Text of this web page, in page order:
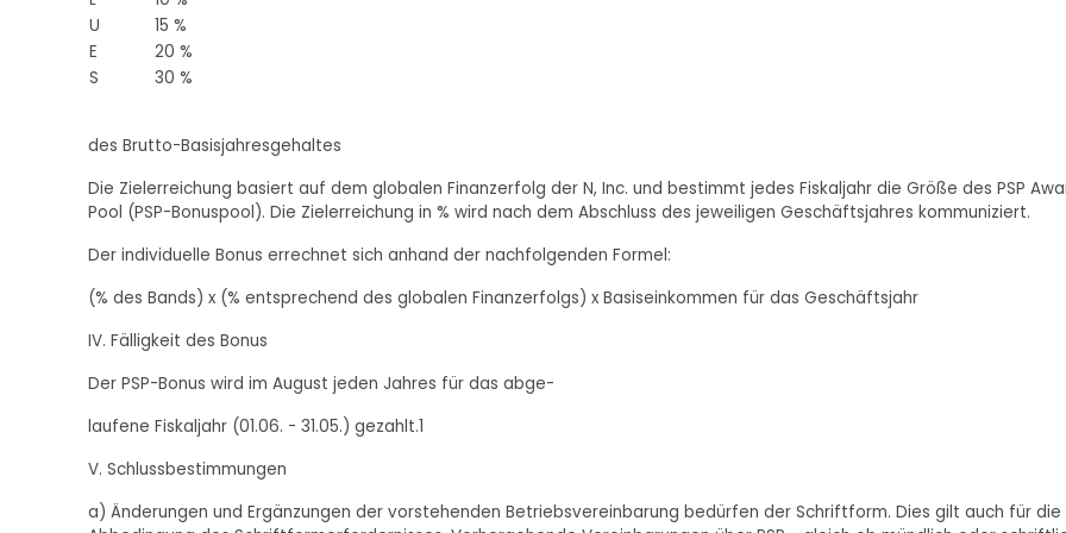
U
15 %
E
20 %
S
30 %
des Brutto-Basisjahresgehaltes
Die Zielerreichung basiert auf dem globalen Finanzerfolg der N, Inc. und bestimmt jedes Fiskaljahr die Größe des PSP
Pool (PSP-Bonuspool). Die Zielerreichung in % wird nach dem Abschluss des jeweiligen Geschäftsjahres kommuniziert.
Der individuelle Bonus errechnet sich anhand der nachfolgenden Formel:
(% des Bands) x (% entsprechend des globalen Finanzerfolgs) x Basiseinkommen für das Geschäftsjahr
IV. Fälligkeit des Bonus
Der PSP-Bonus wird im August jeden Jahres für das abge-
laufene Fiskaljahr (01.06. - 31.05.) gezahlt.1
V. Schlussbestimmungen
a) Änderungen und Ergänzungen der vorstehenden Betriebsvereinbarung bedürfen der Schriftform. Dies gilt auch für die